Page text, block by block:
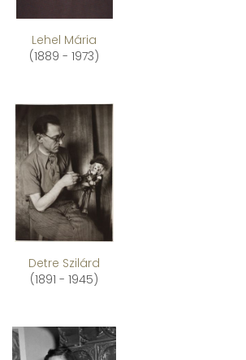
Lehel Mária
(1889 - 1973)
Detre Szilárd
(1891 - 1945)